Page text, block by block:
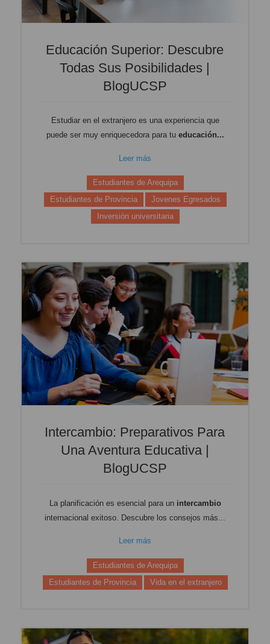
Educación Superior: Descubre
Todas Sus Posibilidades |
BlogUCSP
Estudiar en el extranjero es una experiencia que
puede ser muy enriquecedora para tu educación...
Leer más
Estudiantes de Arequipa
Estudiantes de Provincia
Jovenes Egresados
Inversión universitaria
Intercambio: Preparativos Para
Una Aventura Educativa |
BlogUCSP
La planificación es esencial para un intercambio
internacional exitoso. Descubre los consejos más...
Leer más
Estudiantes de Arequipa
Estudiantes de Provincia
Vida en el extranjero